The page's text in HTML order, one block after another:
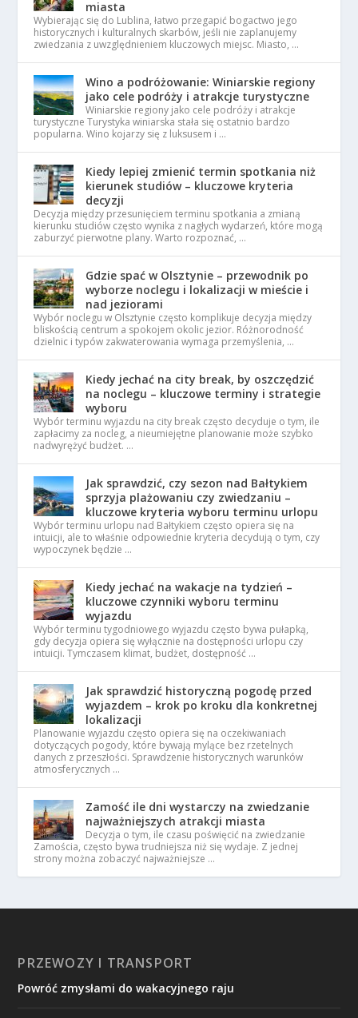
miasta
Wybierając się do Lublina, łatwo przegapić bogactwo jego
historycznych i kulturalnych skarbów, jeśli nie zaplanujemy
zwiedzania z uwzględnieniem kluczowych miejsc. Miasto, …
Wino a podróżowanie: Winiarskie regiony
jako cele podróży i atrakcje turystyczne
Winiarskie regiony jako cele podróży i atrakcje
turystyczne Turystyka winiarska stała się ostatnio bardzo
popularna. Wino kojarzy się z luksusem i …
Kiedy lepiej zmienić termin spotkania niż
kierunek studiów – kluczowe kryteria
decyzji
Decyzja między przesunięciem terminu spotkania a zmianą
kierunku studiów często wynika z nagłych wydarzeń, które mogą
zaburzyć pierwotne plany. Warto rozpoznać, …
Gdzie spać w Olsztynie – przewodnik po
wyborze noclegu i lokalizacji w mieście i
nad jeziorami
Wybór noclegu w Olsztynie często komplikuje decyzja między
bliskością centrum a spokojem okolic jezior. Różnorodność
dzielnic i typów zakwaterowania wymaga przemyślenia, …
Kiedy jechać na city break, by oszczędzić
na noclegu – kluczowe terminy i strategie
wyboru
Wybór terminu wyjazdu na city break często decyduje o tym, ile
zapłacimy za nocleg, a nieumiejętne planowanie może szybko
nadwyrężyć budżet. …
Jak sprawdzić, czy sezon nad Bałtykiem
sprzyja plażowaniu czy zwiedzaniu –
kluczowe kryteria wyboru terminu urlopu
Wybór terminu urlopu nad Bałtykiem często opiera się na
intuicji, ale to właśnie odpowiednie kryteria decydują o tym, czy
wypoczynek będzie …
Kiedy jechać na wakacje na tydzień –
kluczowe czynniki wyboru terminu
wyjazdu
Wybór terminu tygodniowego wyjazdu często bywa pułapką,
gdy decyzja opiera się wyłącznie na dostępności urlopu czy
intuicji. Tymczasem klimat, budżet, dostępność …
Jak sprawdzić historyczną pogodę przed
wyjazdem – krok po kroku dla konkretnej
lokalizacji
Planowanie wyjazdu często opiera się na oczekiwaniach
dotyczących pogody, które bywają mylące bez rzetelnych
danych z przeszłości. Sprawdzenie historycznych warunków
atmosferycznych …
Zamość ile dni wystarczy na zwiedzanie
najważniejszych atrakcji miasta
Decyzja o tym, ile czasu poświęcić na zwiedzanie
Zamościa, często bywa trudniejsza niż się wydaje. Z jednej
strony można zobaczyć najważniejsze …
PRZEWOZY I TRANSPORT
Powróć zmysłami do wakacyjnego raju